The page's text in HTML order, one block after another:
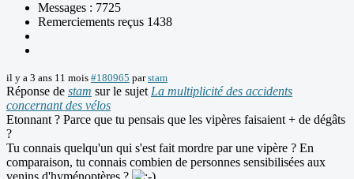
Messages : 7725
Remerciements reçus 1438
il y a 3 ans 11 mois #180965 parstam
Réponse de stam sur le sujet La multiplicité des accidents
concernant des vélos
Etonnant ? Parce que tu pensais que les vipères faisaient + de dégâts
?
Tu connais quelqu'un qui s'est fait mordre par une vipère ? En
comparaison, tu connais combien de personnes sensibilisées aux